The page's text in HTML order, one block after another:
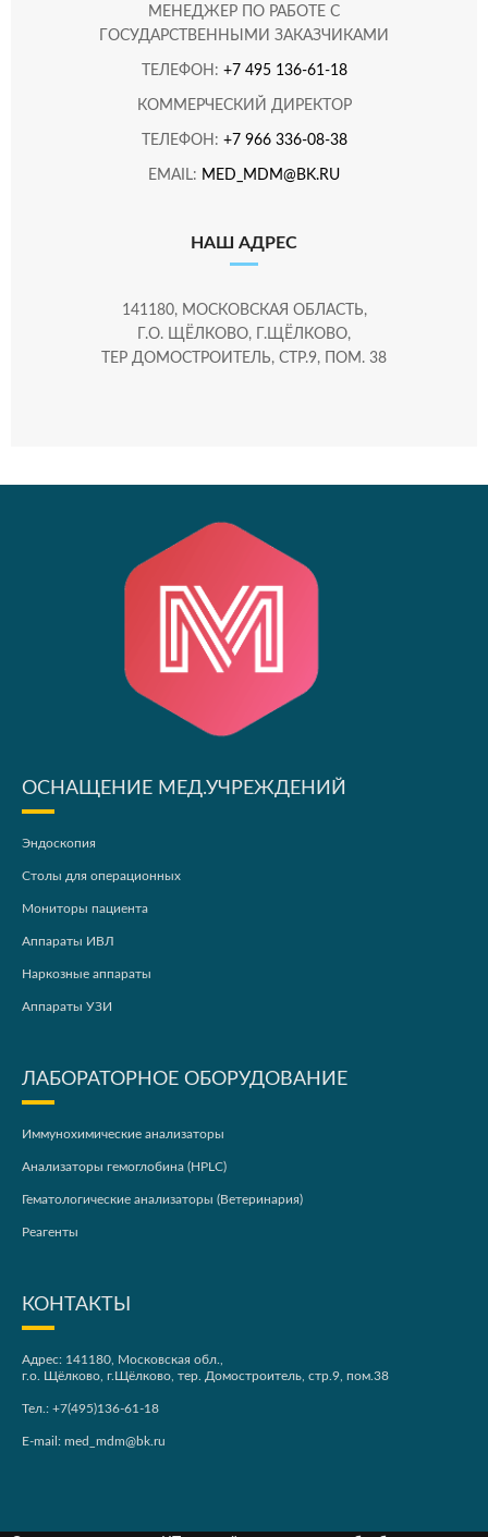
МЕНЕДЖЕР ПО РАБОТЕ С
ГОСУДАРСТВЕННЫМИ ЗАКАЗЧИКАМИ
ТЕЛЕФОН: +7 495 136-61-18
КОММЕРЧЕСКИЙ ДИРЕКТОР
ТЕЛЕФОН: +7 966 336-08-38
EMAIL: MED_MDM@BK.RU
НАШ АДРЕС
141180, МОСКОВСКАЯ ОБЛАСТЬ,
Г.О. ЩЁЛКОВО, Г.ЩЁЛКОВО,
ТЕР ДОМОСТРОИТЕЛЬ, СТР.9, ПОМ. 38
ОСНАЩЕНИЕ МЕД.УЧРЕЖДЕНИЙ
Эндоскопия
Столы для операционных
Мониторы пациента
Аппараты ИВЛ
Наркозные аппараты
Аппараты УЗИ
ЛАБОРАТОРНОЕ ОБОРУДОВАНИЕ
Иммунохимические анализаторы
Анализаторы гемоглобина (HPLC)
Гематологические анализаторы (Ветеринария)
Реагенты
КОНТАКТЫ
Адрес: 141180, Московская обл.,
г.о. Щёлково, г.Щёлково, тер. Домостроитель, стр.9, пом.38
Тел.: +7(495)136-61-18
E-mail: med_mdm@bk.ru